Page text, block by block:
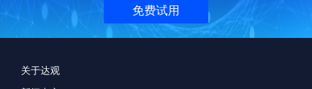
免费试用
关于达观